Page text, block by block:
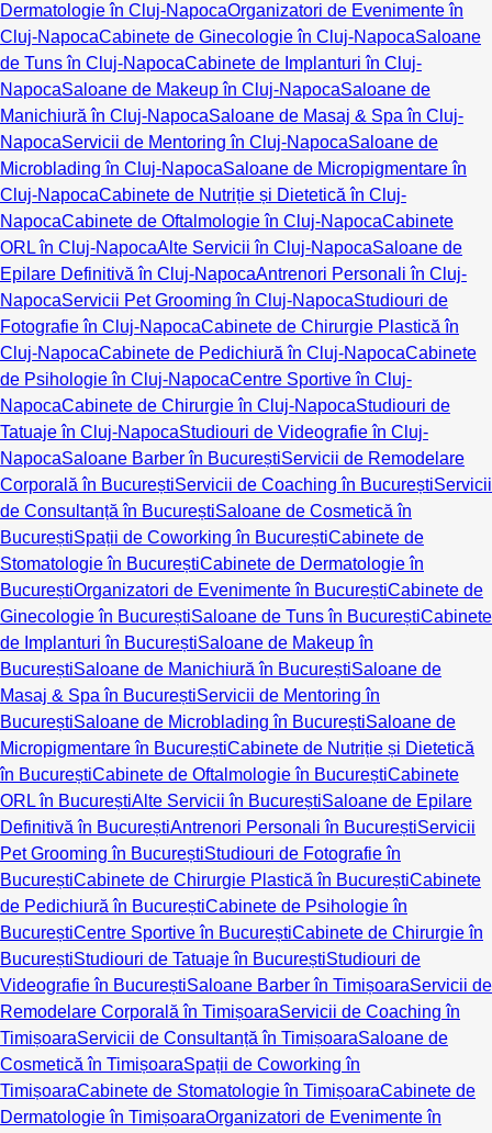
Dermatologie în Cluj-NapocaOrganizatori de Evenimente în
Cluj-NapocaCabinete de Ginecologie în Cluj-NapocaSaloane
de Tuns în Cluj-NapocaCabinete de Implanturi în Cluj-
NapocaSaloane de Makeup în Cluj-NapocaSaloane de
Manichiură în Cluj-NapocaSaloane de Masaj & Spa în Cluj-
NapocaServicii de Mentoring în Cluj-NapocaSaloane de
Microblading în Cluj-NapocaSaloane de Micropigmentare în
Cluj-NapocaCabinete de Nutriție și Dietetică în Cluj-
NapocaCabinete de Oftalmologie în Cluj-NapocaCabinete
ORL în Cluj-NapocaAlte Servicii în Cluj-NapocaSaloane de
Epilare Definitivă în Cluj-NapocaAntrenori Personali în Cluj-
NapocaServicii Pet Grooming în Cluj-NapocaStudiouri de
Fotografie în Cluj-NapocaCabinete de Chirurgie Plastică în
Cluj-NapocaCabinete de Pedichiură în Cluj-NapocaCabinete
de Psihologie în Cluj-NapocaCentre Sportive în Cluj-
NapocaCabinete de Chirurgie în Cluj-NapocaStudiouri de
Tatuaje în Cluj-NapocaStudiouri de Videografie în Cluj-
NapocaSaloane Barber în BucureștiServicii de Remodelare
Corporală în BucureștiServicii de Coaching în BucureștiServicii
de Consultanță în BucureștiSaloane de Cosmetică în
BucureștiSpații de Coworking în BucureștiCabinete de
Stomatologie în BucureștiCabinete de Dermatologie în
BucureștiOrganizatori de Evenimente în BucureștiCabinete de
Ginecologie în BucureștiSaloane de Tuns în BucureștiCabinete
de Implanturi în BucureștiSaloane de Makeup în
BucureștiSaloane de Manichiură în BucureștiSaloane de
Masaj & Spa în BucureștiServicii de Mentoring în
BucureștiSaloane de Microblading în BucureștiSaloane de
Micropigmentare în BucureștiCabinete de Nutriție și Dietetică
în BucureștiCabinete de Oftalmologie în BucureștiCabinete
ORL în BucureștiAlte Servicii în BucureștiSaloane de Epilare
Definitivă în BucureștiAntrenori Personali în BucureștiServicii
Pet Grooming în BucureștiStudiouri de Fotografie în
BucureștiCabinete de Chirurgie Plastică în BucureștiCabinete
de Pedichiură în BucureștiCabinete de Psihologie în
BucureștiCentre Sportive în BucureștiCabinete de Chirurgie în
BucureștiStudiouri de Tatuaje în BucureștiStudiouri de
Videografie în BucureștiSaloane Barber în TimișoaraServicii de
Remodelare Corporală în TimișoaraServicii de Coaching în
TimișoaraServicii de Consultanță în TimișoaraSaloane de
Cosmetică în TimișoaraSpații de Coworking în
TimișoaraCabinete de Stomatologie în TimișoaraCabinete de
Dermatologie în TimișoaraOrganizatori de Evenimente în